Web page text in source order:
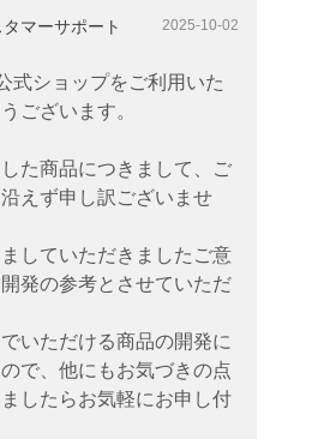
マーサポート 2025-10-02
式ショップをご利用いた
ございます。
た商品につきまして、ご
えず申し訳ございませ
していただきましたご意
発の参考とさせていただ
いただける商品の開発に
で、他にもお気づきの点
したらお気軽にお申し付